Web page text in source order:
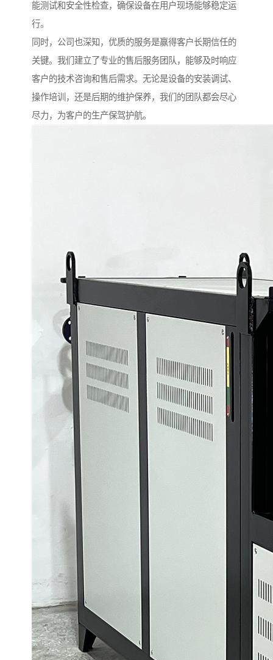
能测试和安全性检查，确保设备在用户现场能够稳定运
行。
同时，公司也深知，优质的服务是赢得客户长期信任的
关键。我们建立了专业的售后服务团队，能够及时响应
客户的技术咨询和售后需求。无论是设备的安装调试、
操作培训，还是后期的维护保养，我们的团队都会尽心
尽力，为客户的生产保驾护航。